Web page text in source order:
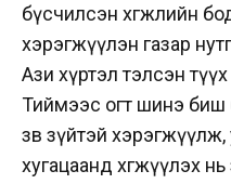
бүсчилсэн хөгжлийн
хэрэгжүүлэн газар
Ази хүртэл тэлсэн
Тиймээс огт шинэ биш
зөв зүйтэй
хугацаанд хөгжүүлэх